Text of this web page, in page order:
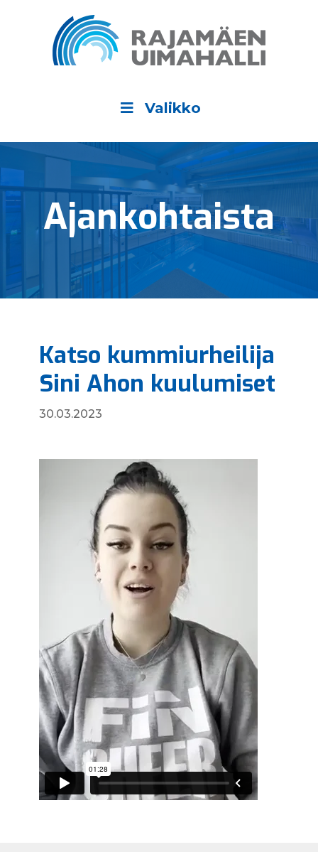
Valikko
Ajan­kohtaista
Katso kummiurheilija
Sini Ahon kuulumiset
30.03.2023